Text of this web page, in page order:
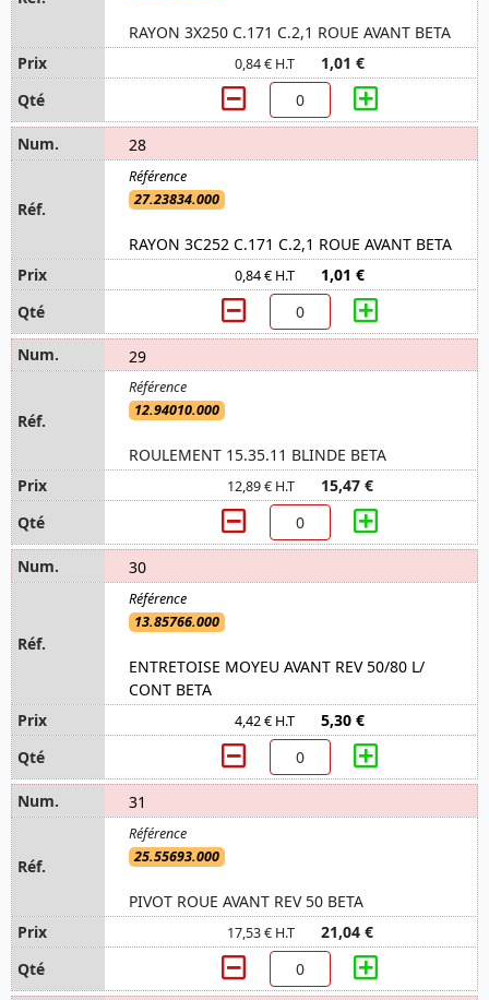
RAYON 3X250 C.171 C.2,1 ROUE AVANT BETA
0,84 € H.T 1,01 €
28
27.23834.000
RAYON 3C252 C.171 C.2,1 ROUE AVANT BETA
0,84 € H.T 1,01 €
29
12.94010.000
ROULEMENT 15.35.11 BLINDE BETA
12,89 € H.T 15,47 €
30
13.85766.000
ENTRETOISE MOYEU AVANT REV 50/80 L/
CONT BETA
4,42 € H.T 5,30 €
31
25.55693.000
PIVOT ROUE AVANT REV 50 BETA
17,53 € H.T 21,04 €